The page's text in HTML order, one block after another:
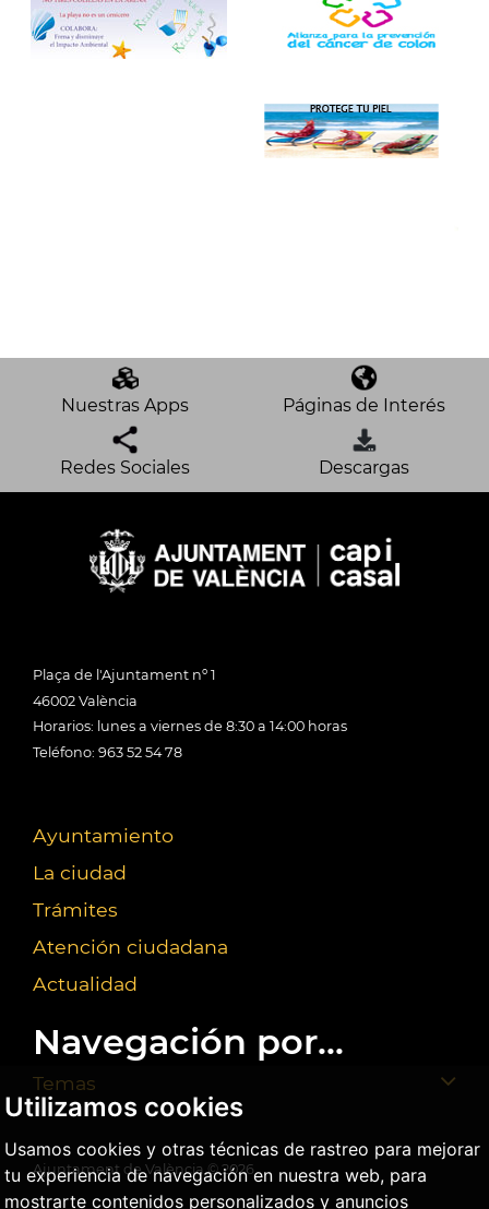
Utilizamos cookies
Usamos cookies y otras técnicas de rastreo para mejorar
tu experiencia de navegación en nuestra web, para
mostrarte contenidos personalizados y anuncios
Nuestras Apps Páginas de Interés
Redes Sociales Descargas
Plaça de l'Ajuntament nº 1
46002 València
Horarios: lunes a viernes de 8:30 a 14:00 horas
Teléfono: 963 52 54 78
Ayuntamiento
La ciudad
Trámites
Atención ciudadana
Actualidad
Navegación por...
Temas
Ajuntament de València ©2026